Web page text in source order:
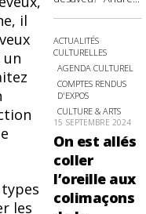
il
un
les
ACTUALITÉS
CULTURELLES
AGENDA CULTUREL
COMPTES RENDUS
D'EXPOS
CULTURE & ARTS
15 SEPTEMBRE 2024
On est allés
coller
l’oreille aux
colimaçons